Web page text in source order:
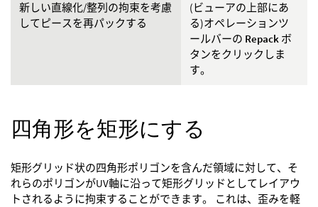
新しい直線化/整列の拘束を考慮
してピースを再パックする
(ビューアの上部にあ
る)オペレーションツ
ールバーの Repack ボ
タンをクリックしま
す。
四角形を矩形にする
矩形グリッド状の四角形ポリゴンを含んだ領域に対して、そ
れらのポリゴンがUV軸に沿って矩形グリッドとしてレイアウ
トされるように拘束することができます。 これは、歪みを軽